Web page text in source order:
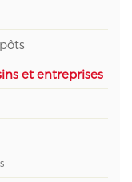
et entreprises